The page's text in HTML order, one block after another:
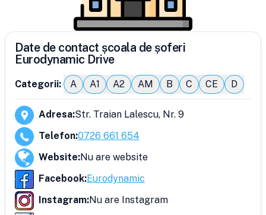
Date de contact școala de șoferi
Eurodynamic Drive
Categorii: A A1 A2 AM B C CE D
Adresa:Str. Traian Lalescu, Nr. 9
Telefon:0726 661 654
Website:Nu are website
Facebook:Eurodynamic
Instagram:Nu are Instagram